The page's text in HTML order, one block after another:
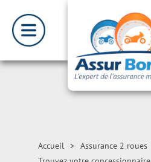
Accueil > Assurance 2 roues